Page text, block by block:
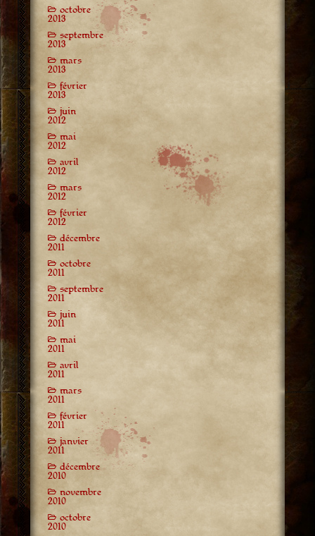
octobre
2013
septembre
2013
mars
2013
février
2013
juin
2012
mai
2012
avril
2012
mars
2012
février
2012
décembre
2011
octobre
2011
septembre
2011
juin
2011
mai
2011
avril
2011
mars
2011
février
2011
janvier
2011
décembre
2010
novembre
2010
octobre
2010